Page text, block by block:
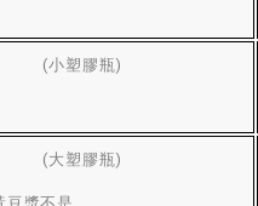
(小塑膠瓶)
(大塑膠瓶)